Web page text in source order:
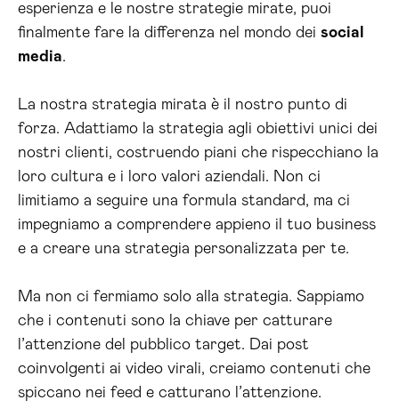
esperienza e le nostre strategie mirate, puoi
finalmente fare la differenza nel mondo dei social
media.
La nostra strategia mirata è il nostro punto di
forza. Adattiamo la strategia agli obiettivi unici dei
nostri clienti, costruendo piani che rispecchiano la
loro cultura e i loro valori aziendali. Non ci
limitiamo a seguire una formula standard, ma ci
impegniamo a comprendere appieno il tuo business
e a creare una strategia personalizzata per te.
Ma non ci fermiamo solo alla strategia. Sappiamo
che i contenuti sono la chiave per catturare
l’attenzione del pubblico target. Dai post
coinvolgenti ai video virali, creiamo contenuti che
spiccano nei feed e catturano l’attenzione.